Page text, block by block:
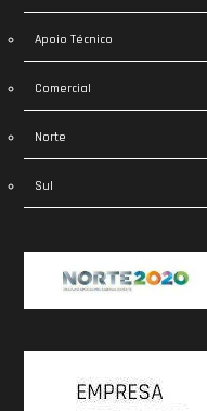
Apoio Técnico
Comercial
Norte
Sul